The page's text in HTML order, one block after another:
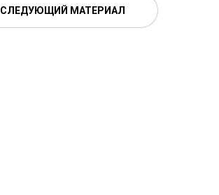
СЛЕДУЮЩИЙ МАТЕРИАЛ